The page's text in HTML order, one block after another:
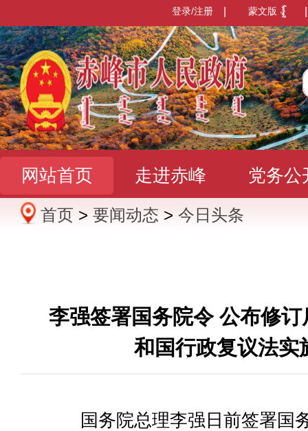
蒙文版
登录/注册
网站首页 走进赤峰 党务公
办事服务 政民互动
首页 > 要闻动态 > 今日头条
李强签署国务院令 公布修
和国行政复议法实
国务院总理李强日前签署国